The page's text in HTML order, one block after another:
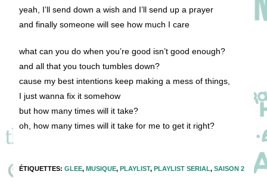
yeah, I’ll send down a wish and I’ll send up a prayer
and finally someone will see how much I care
what can you do when you’re good isn’t good enough?
and all that you touch tumbles down?
cause my best intentions keep making a mess of things,
I just wanna fix it somehow
but how many times will it take?
oh, how many times will it take for me to get it right?
ÉTIQUETTES:GLEE, MUSIQUE, PLAYLIST, PLAYLIST SERIAL, SAISON 2